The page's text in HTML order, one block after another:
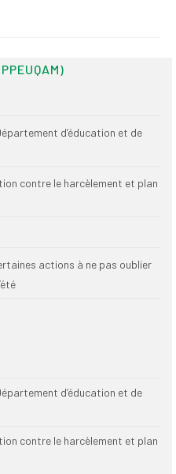
Signature – Courriel
SPPEUQAMd’éducation et de
contre le harcèlement et plan
actions à ne pas oublier
d’éducation et de
contre le harcèlement et plan